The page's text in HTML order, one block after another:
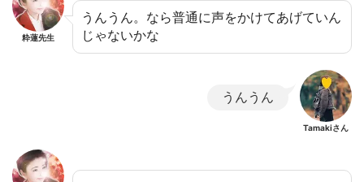
粋蓮先生
うんうん。なら普通に声をかけてあげていん
じゃないかな
うんうん
Tamakiさん